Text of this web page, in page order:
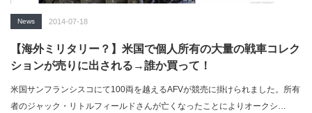
News 2014-07-18
【海外ミリタリー？】米国で個人所有の大量の戦車コレク
ションが売りに出される→誰か買って！
米国サンフランシスコにて100両を越えるAFVが競売に掛けられました。所有
者のジャック・リトルフィールドさんが亡くなったことによりオークシ…